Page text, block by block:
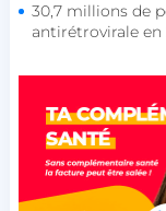
30,7 millions de
antirétrovirale en